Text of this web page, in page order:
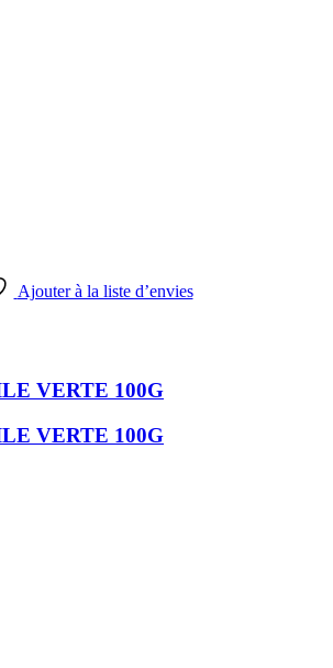
Ajouter à la liste d’envies
VERTE 100G
VERTE 100G